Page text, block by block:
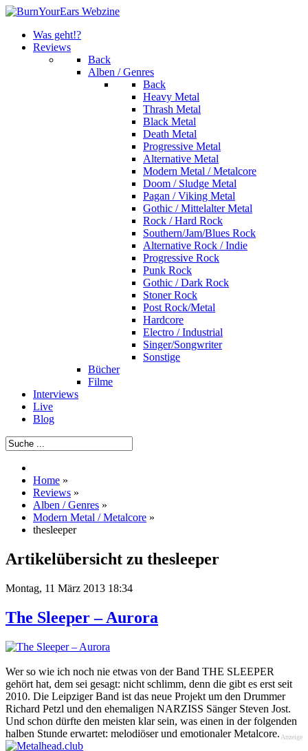
Was geht!?
Reviews
Back
Alben / Genres
Back
Heavy Metal
Thrash Metal
Black Metal
Death Metal
Progressive Metal
Alternative Metal
Modern Metal / Metalcore
Doom / Sludge Metal
Pagan / Viking Metal
Gothic / Mittelalter Metal
Rock / Hard Rock
Southern/Jam/Blues Rock
Alternative Rock / Indie
Progressive Rock
Punk Rock
Gothic / Dark Rock
Stoner Rock
Post Rock/Metal
Hardcore
Electro / Industrial
Singer/Songwriter
Sonstige
Bücher
Filme
Interviews
Live
Blog
Home »
Reviews »
Alben / Genres »
Modern Metal / Metalcore »
thesleeper
Artikelübersicht zu thesleeper
Montag, 11 März 2013 18:34
The Sleeper – Aurora
Wer so wie ich noch nie etwas von der Band THE SLEEPER
gehört hat, dem sei gesagt: nicht schlimm, denn die gibt es erst seit
2010. Die Leipziger Band ist das neue Projekt um den Drummer
Richard Petzl und den ehemaligen NARZISS Sänger Steven Jost.
Und schon dürfte den meisten klar sein, was einen in der folgenden
halben Stunde erwartet: melodiöser und emotionaler Metalcore. Anzeige